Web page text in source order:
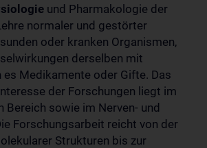
und Pharmakologie der
normaler und gestörter
oder kranken Organismen,
derselben mit
es Medikamente oder Gifte. Das
der Forschungen liegt im
Bereich sowie im Nerven- und
Forschungsarbeit reicht von der
Strukturen bis zur